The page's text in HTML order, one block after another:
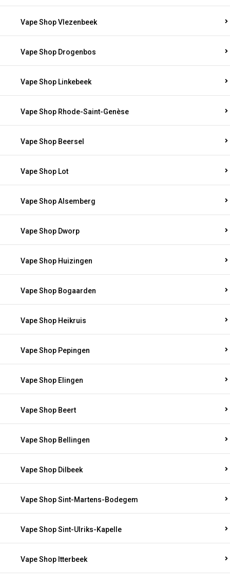
Vape Shop Vlezenbeek
Vape Shop Drogenbos
Vape Shop Linkebeek
Vape Shop Rhode-Saint-Genèse
Vape Shop Beersel
Vape Shop Lot
Vape Shop Alsemberg
Vape Shop Dworp
Vape Shop Huizingen
Vape Shop Bogaarden
Vape Shop Heikruis
Vape Shop Pepingen
Vape Shop Elingen
Vape Shop Beert
Vape Shop Bellingen
Vape Shop Dilbeek
Vape Shop Sint-Martens-Bodegem
Vape Shop Sint-Ulriks-Kapelle
Vape Shop Itterbeek